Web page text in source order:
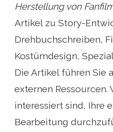
Herstellung von
Artikel zu Story-
Drehbuchschreiben,
Kostümdesign,
Die Artikel führen Sie
externen Ressourcen.
interessiert sind, Ihre
Bearbeitung